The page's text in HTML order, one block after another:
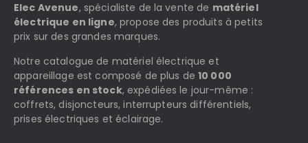
Elec Avenue, spécialiste de la vente de matériel
électrique en ligne, propose des produits à petits
prix sur des grandes marques.
Notre catalogue de matériel électrique et
appareillage est composé de plus de10 000
références en stock, expédiées le jour-même :
coffrets, disjoncteurs, interrupteurs différentiels,
prises électriques et éclairage.